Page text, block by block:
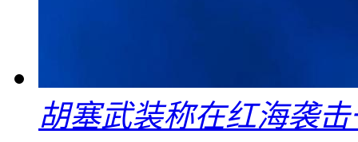
胡塞武装称在红海袭